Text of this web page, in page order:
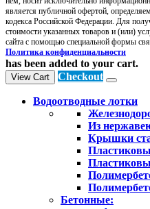
является публичной офертой,
кодекса Российской Федерации. Для
стоимости указанных товаров и (или)
сайта с помощью специальной формы
Политика конфиденциальности
has been added to your cart.
View Cart Checkout
Водоотводные лотки
Из
Крышки
Бетонные: